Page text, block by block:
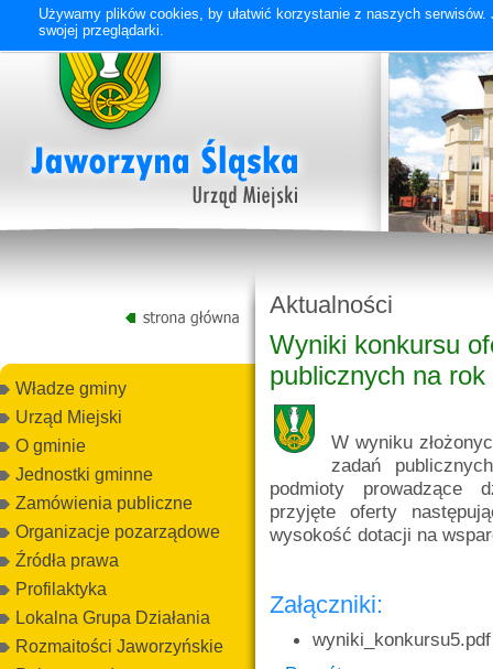
Władze gminy
Urząd Miejski
O gminie
Jednostki gminne
Zamówienia publiczne
Organizacje pozarządowe
Źródła prawa
Profilaktyka
Lokalna Grupa Działania
Rozmaitości Jaworzyńskie
Aktualności
Wyniki konkursu
publicznych na rok
W wyniku
zadań
podmioty prowadzące
przyjęte oferty
wysokość dotacji na
Załączniki:
Używamy plików cookies, by ułatwić korzystanie z naszych
swojej przeglądarki.